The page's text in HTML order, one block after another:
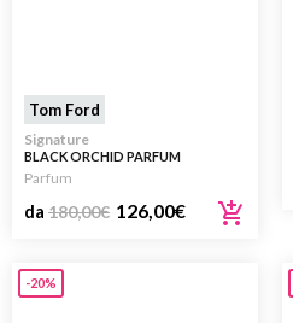
Tom Ford
Signature
BLACK ORCHID PARFUM
Parfum
da 180,00€ 126,00€
-20%